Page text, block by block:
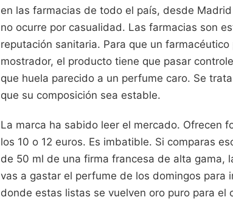
en las farmacias de todo el país, desde
no ocurre por casualidad. Las farmacias son
reputación sanitaria. Para que un
mostrador, el producto tiene que pasar
que huela parecido a un perfume caro. Se
que su composición sea estable.
La marca ha sabido leer el mercado. Ofrecen
los 10 o 12 euros. Es imbatible. Si comparas
de 50 ml de una firma francesa de alta gama,
vas a gastar el perfume de los domingos para
donde estas listas se vuelven oro puro para el